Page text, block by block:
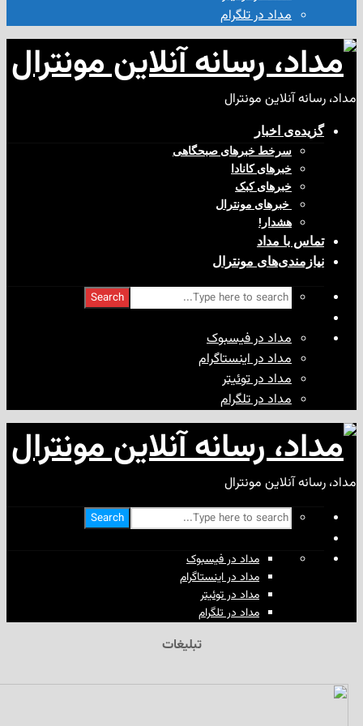
مداد در تلگرام
مونترال
اخبار
سرخط خبرهای صبحگاهی
خبرهای کانادا
خبرهای کبک
‌ خبرهای مونترال
مداد
مونترال
Search
مداد در فیسبوک
مداد در اینستاگرام
مداد در توئیتر
مداد در تلگرام
مونترال
Search
مداد در فیسبوک
مداد در اینستاگرام
مداد در توئیتر
مداد در تلگرام